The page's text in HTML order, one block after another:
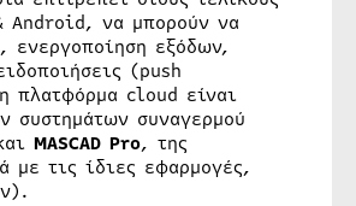
Android, να μπορούν να
ενεργοποίηση εξόδων,
(push
πλατφόρμα cloud είναι
συστημάτων συναγερμού
MASCAD Pro, της
με τις ίδιες εφαρμογές,